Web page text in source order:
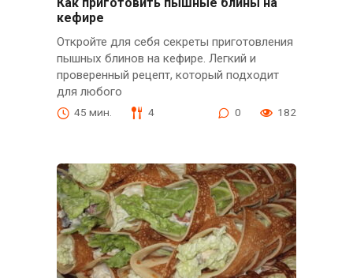
кефире
Откройте для себя секреты приготовления
пышных блинов на кефире. Легкий и
проверенный рецепт, который подходит
для любого
45 мин. 4 0 182